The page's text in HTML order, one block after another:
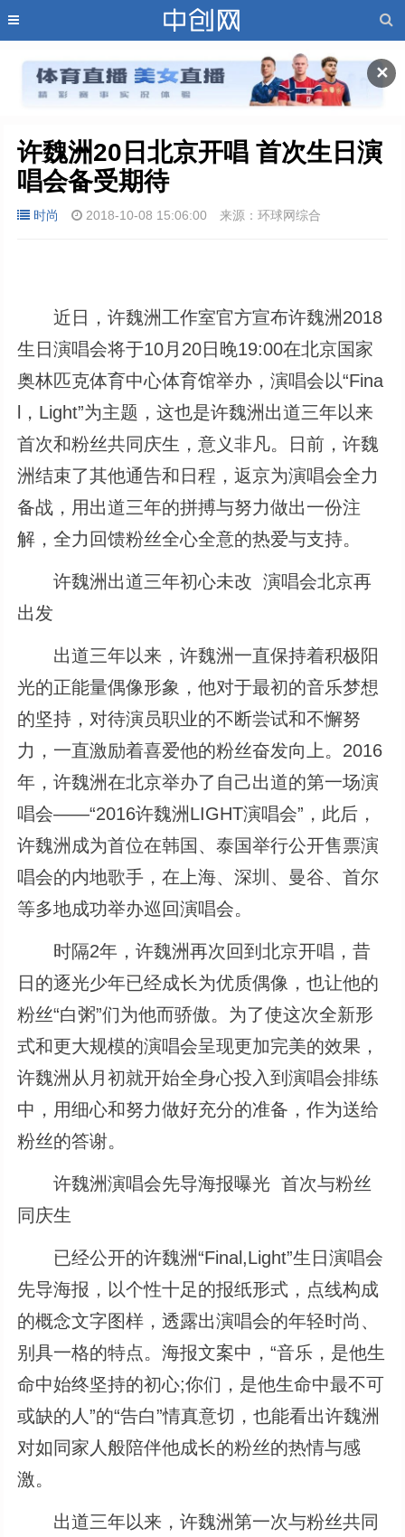
✕
许魏洲20日北京开唱 首次生日演
唱会备受期待
时尚 2018-10-08 15:06:00 来源：环球网综合
近日，许魏洲工作室官方宣布许魏洲2018
生日演唱会将于10月20日晚19:00在北京国家
奥林匹克体育中心体育馆举办，演唱会以“Fina
l，Light”为主题，这也是许魏洲出道三年以来
首次和粉丝共同庆生，意义非凡。日前，许魏
洲结束了其他通告和日程，返京为演唱会全力
备战，用出道三年的拼搏与努力做出一份注
解，全力回馈粉丝全心全意的热爱与支持。
许魏洲出道三年初心未改 演唱会北京再
出发
出道三年以来，许魏洲一直保持着积极阳
光的正能量偶像形象，他对于最初的音乐梦想
的坚持，对待演员职业的不断尝试和不懈努
力，一直激励着喜爱他的粉丝奋发向上。2016
年，许魏洲在北京举办了自己出道的第一场演
唱会——“2016许魏洲LIGHT演唱会”，此后，
许魏洲成为首位在韩国、泰国举行公开售票演
唱会的内地歌手，在上海、深圳、曼谷、首尔
等多地成功举办巡回演唱会。
时隔2年，许魏洲再次回到北京开唱，昔
日的逐光少年已经成长为优质偶像，也让他的
粉丝“白粥”们为他而骄傲。为了使这次全新形
式和更大规模的演唱会呈现更加完美的效果，
许魏洲从月初就开始全身心投入到演唱会排练
中，用细心和努力做好充分的准备，作为送给
粉丝的答谢。
许魏洲演唱会先导海报曝光 首次与粉丝
同庆生
已经公开的许魏洲“Final,Light”生日演唱会
先导海报，以个性十足的报纸形式，点线构成
的概念文字图样，透露出演唱会的年轻时尚、
别具一格的特点。海报文案中，“音乐，是他生
命中始终坚持的初心;你们，是他生命中最不可
或缺的人”的“告白”情真意切，也能看出许魏洲
对如同家人般陪伴他成长的粉丝的热情与感
激。
出道三年以来，许魏洲第一次与粉丝共同